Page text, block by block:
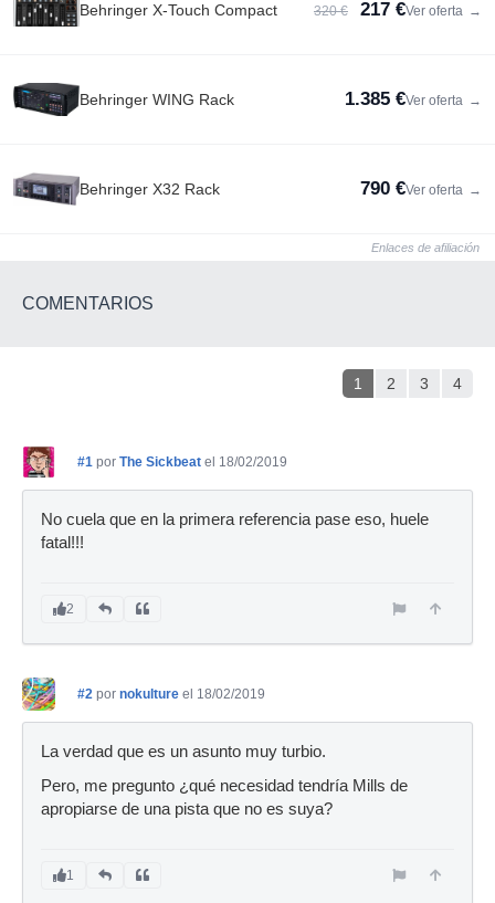
Behringer X-Touch Compact 320 € 217 €Ver oferta →
Behringer WING Rack 1.385 €Ver oferta →
Behringer X32 Rack 790 €Ver oferta →
Enlaces de afiliación
COMENTARIOS
1 2 3 4
#1 por The Sickbeat el 18/02/2019
No cuela que en la primera referencia pase eso, huele
fatal!!!
2
#2 por nokulture el 18/02/2019
La verdad que es un asunto muy turbio.
Pero, me pregunto ¿qué necesidad tendría Mills de
apropiarse de una pista que no es suya?
1